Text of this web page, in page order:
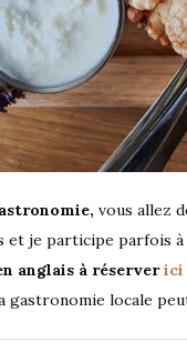
vous allez
et je participe parfois à
anglais à réserverici
gastronomie locale